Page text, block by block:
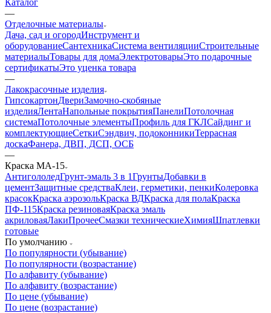
—
Отделочные материалы
Дача, сад и огородИнструмент и
оборудованиеСантехникаСистема вентиляцииСтроительные
материалыТовары для домаЭлектротоварыЭто подарочные
сертификатыЭто уценка товара
—
Лакокрасочные изделия
ГипсокартонДвериЗамочно-скобяные
изделияЛентаНапольные покрытияПанелиПотолочная
системаПотолочные элементыПрофиль для ГКЛСайдинг и
комплектующиеСеткиСэндвич, подоконникиТеррасная
доскаФанера, ДВП, ДСП, ОСБ
—
Краска МА-15
АнтигололедГрунт-эмаль 3 в 1ГрунтыДобавки в
цементЗащитные средстваКлеи, герметики, пенкиКолеровка
красокКраска аэрозольКраска ВДКраска для полаКраска
ПФ-115Краска резиноваяКраска эмаль
акриловаяЛакиПрочееСмазки техническиеХимияШпатлевки
готовые
По умолчанию
По популярности (убывание)
По популярности (возрастание)
По алфавиту (убывание)
По алфавиту (возрастание)
По цене (убывание)
По цене (возрастание)